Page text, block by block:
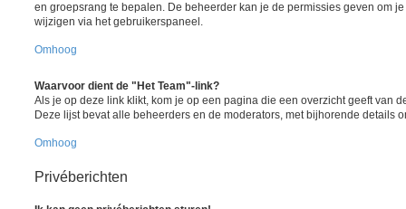
en groepsrang te bepalen. De beheerder kan je de permissies geven om
wijzigen via het gebruikerspaneel.
Omhoog
Waarvoor dient de "Het Team"-link?
Als je op deze link klikt, kom je op een pagina die een overzicht geeft van
Deze lijst bevat alle beheerders en de moderators, met bijhorende details
Omhoog
Privéberichten